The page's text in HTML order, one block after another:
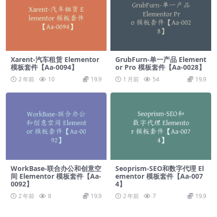
Xarent-汽车租赁 Elementor
模板套件【Aa-0094】
2 年前 10 19.9
GrubFurn-单一产品 Element
or Pro 模板套件【Aa-0028】
1 月前 54 19.9
WorkBase-联合办公和创意空
间 Elementor 模板套件【Aa-
0092】
2 年前 8 19.9
Seoprism-SEO和数字代理 El
ementor 模板套件【Aa-007
4】
2 年前 7 19.9